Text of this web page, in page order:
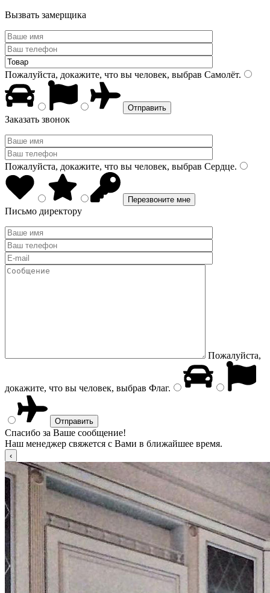
Вызвать замерщика
Пожалуйста, докажите, что вы человек, выбрав Самолёт.
Заказать звонок
Пожалуйста, докажите, что вы человек, выбрав Сердце.
Письмо директору
Пожалуйста,
докажите, что вы человек, выбрав Флаг.
Спасибо за Ваше сообщение!
Наш менеджер свяжется с Вами в ближайшее время.